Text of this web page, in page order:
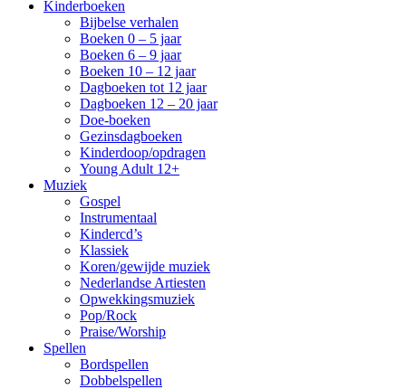
Kinderboeken
Bijbelse verhalen
Boeken 0 – 5 jaar
Boeken 6 – 9 jaar
Boeken 10 – 12 jaar
Dagboeken tot 12 jaar
Dagboeken 12 – 20 jaar
Doe-boeken
Gezinsdagboeken
Kinderdoop/opdragen
Young Adult 12+
Muziek
Gospel
Instrumentaal
Kindercd’s
Klassiek
Koren/gewijde muziek
Nederlandse Artiesten
Opwekkingsmuziek
Pop/Rock
Praise/Worship
Spellen
Bordspellen
Dobbelspellen